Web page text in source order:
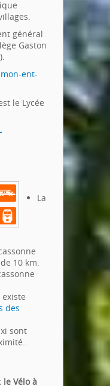
général
Gaston
ent-
le Lycée
La
10 km.
des
sont
Vélo à